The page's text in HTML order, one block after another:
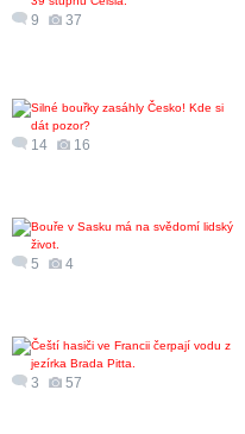
9 37
14 16
5 4
3 57